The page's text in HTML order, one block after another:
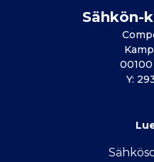
Sähkön-
Y: